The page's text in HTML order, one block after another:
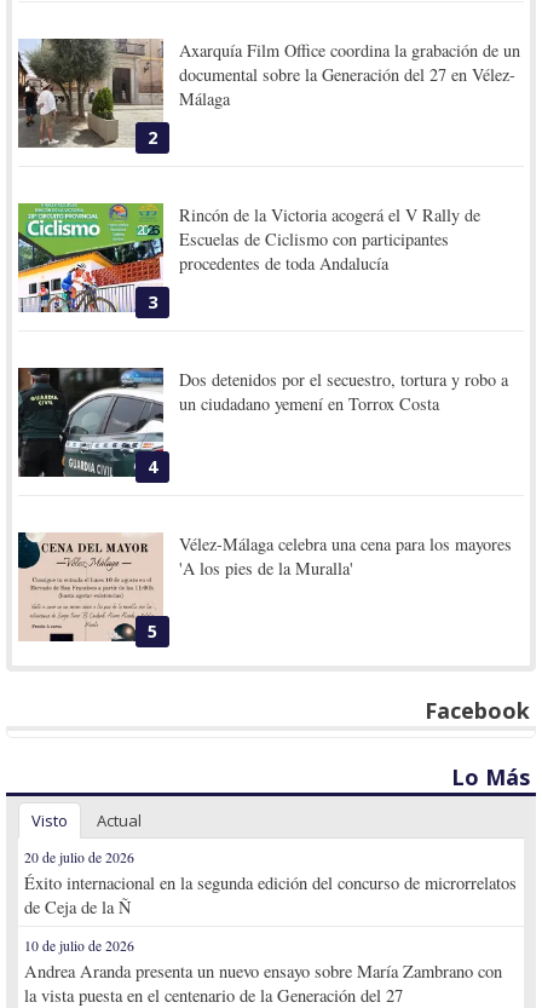
2
Axarquía Film Office coordina la grabación de un
documental sobre la Generación del 27 en Vélez-
Málaga
3
Rincón de la Victoria acogerá el V Rally de
Escuelas de Ciclismo con participantes
procedentes de toda Andalucía
4
Dos detenidos por el secuestro, tortura y robo a
un ciudadano yemení en Torrox Costa
5
Vélez-Málaga celebra una cena para los mayores
'A los pies de la Muralla'
Facebook
Lo Más
Visto Actual
20 de julio de 2026
Éxito internacional en la segunda edición del concurso de microrrelatos
de Ceja de la Ñ
10 de julio de 2026
Andrea Aranda presenta un nuevo ensayo sobre María Zambrano con
la vista puesta en el centenario de la Generación del 27